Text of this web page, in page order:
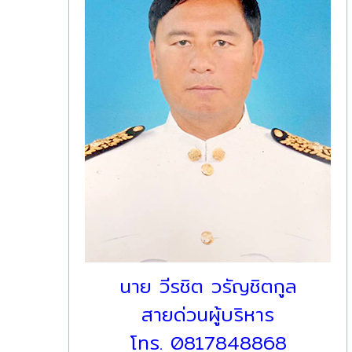
นาย วีรชิต วรัญชิตกูล
สายด่วนผู้บริหาร
โทร. 0817848868